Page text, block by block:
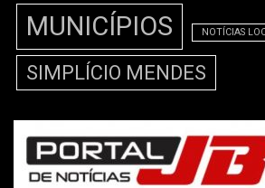
MUNICÍPIOS NOTÍCIAS
SIMPLÍCIO MENDES